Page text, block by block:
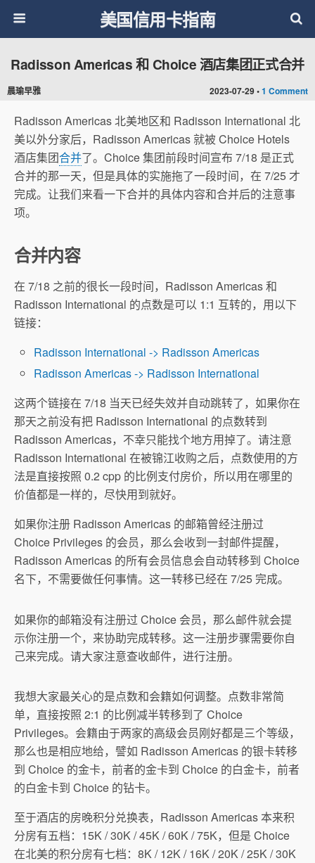
美国信用卡指南
2023-07-29 •1 Comment
Radisson Americas 和 Choice 酒店集团正式合并
晨瑜早雅
Radisson Americas 北美地区和 Radisson International 北
美以外分家后，Radisson Americas 就被 Choice Hotels
酒店集团合并了。Choice 集团前段时间宣布 7/18 是正式
合并的那一天，但是具体的实施拖了一段时间，在 7/25 才
完成。让我们来看一下合并的具体内容和合并后的注意事
项。
合并内容
在 7/18 之前的很长一段时间，Radisson Americas 和
Radisson International 的点数是可以 1:1 互转的，用以下
链接：
Radisson International -> Radisson Americas
Radisson Americas -> Radisson International
这两个链接在 7/18 当天已经失效并自动跳转了，如果你在
那天之前没有把 Radisson International 的点数转到
Radisson Americas，不幸只能找个地方用掉了。请注意
Radisson International 在被锦江收购之后，点数使用的方
法是直接按照 0.2 cpp 的比例支付房价，所以用在哪里的
价值都是一样的，尽快用到就好。
如果你注册 Radisson Americas 的邮箱曾经注册过
Choice Privileges 的会员，那么会收到一封邮件提醒，
Radisson Americas 的所有会员信息会自动转移到 Choice
名下，不需要做任何事情。这一转移已经在 7/25 完成。
如果你的邮箱没有注册过 Choice 会员，那么邮件就会提
示你注册一个，来协助完成转移。这一注册步骤需要你自
己来完成。请大家注意查收邮件，进行注册。
我想大家最关心的是点数和会籍如何调整。点数非常简
单，直接按照 2:1 的比例减半转移到了 Choice
Privileges。会籍由于两家的高级会员刚好都是三个等级，
那么也是相应地给，譬如 Radisson Americas 的银卡转移
到 Choice 的金卡，前者的金卡到 Choice 的白金卡，前者
的白金卡到 Choice 的钻卡。
至于酒店的房晚积分兑换表，Radisson Americas 本来积
分房有五档：15K / 30K / 45K / 60K / 75K，但是 Choice
在北美的积分房有七档：8K / 12K / 16K / 20K / 25K / 30K